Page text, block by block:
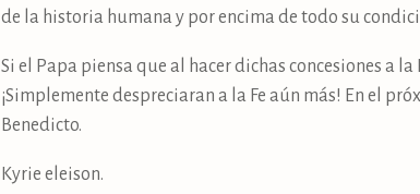
de la historia humana y por encima de todo su
Si el Papa piensa que al hacer dichas concesiones a
¡Simplemente despreciaran a la Fe aún más! En el
Benedicto.
Kyrie eleison.